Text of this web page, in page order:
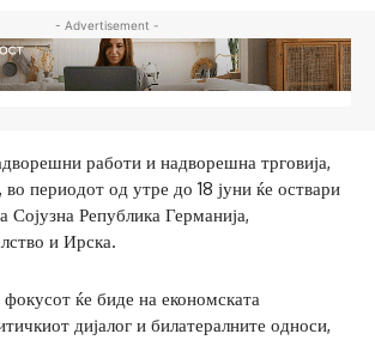
- Advertisement -
работи и надворешна трговија,
периодот од утре до 18 јуни ќе оствари
Сојузна Република Германија,
и Ирска.
фокусот ќе биде на економската
дијалог и билатералните односи,